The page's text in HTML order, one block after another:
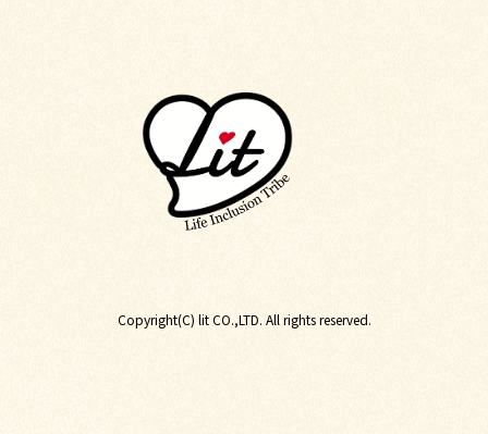
Copyright(C) lit CO.,LTD. All rights reserved.